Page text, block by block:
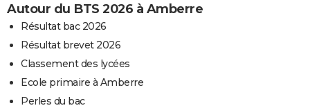
Autour du BTS 2026 à Amberre
Résultat bac 2026
Résultat brevet 2026
Classement des lycées
Ecole primaire à Amberre
Perles du bac